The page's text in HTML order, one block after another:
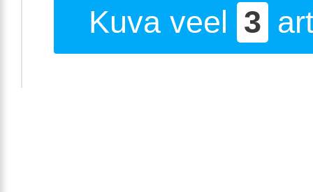
Kuva veel 3